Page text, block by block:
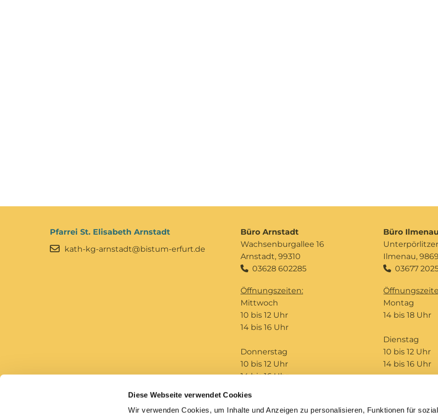
Diese Webseite verwendet Cookies
Wir verwenden Cookies, um Inhalte und Anzeigen zu personalisieren, Funktionen für
Pfarrei St. Elisabeth Arnstadt
kath-kg-arnstadt@bistum-erfurt.de
Büro Arnstadt
Wachsenburgallee 16
Arnstadt, 99310
03628 602285
Öffnungszeiten:
Mittwoch
10 bis 12 Uhr
14 bis 16 Uhr
Donnerstag
10 bis 12 Uhr
14 bis 16 Uhr
Büro
Unterpörlitzer
Ilmenau,
 03677
Montag
14 bis 18 Uhr
Dienstag
10 bis 12 Uhr
14 bis 16 Uhr
Caritas Erfurt Telefonseelsorge Bildungshaus St. Ursula